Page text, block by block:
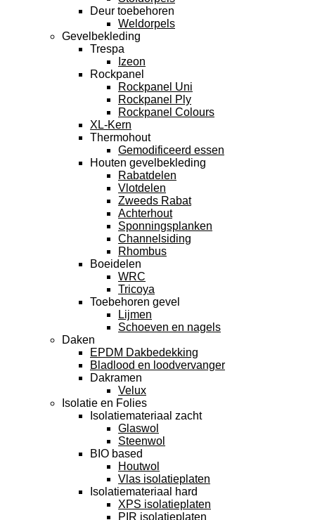
Deur toebehoren
Weldorpels
Gevelbekleding
Trespa
Izeon
Rockpanel
Rockpanel Uni
Rockpanel Ply
Rockpanel Colours
XL-Kern
Thermohout
Gemodificeerd essen
Houten gevelbekleding
Rabatdelen
Vlotdelen
Zweeds Rabat
Achterhout
Sponningsplanken
Channelsiding
Rhombus
Boeidelen
WRC
Tricoya
Toebehoren gevel
Lijmen
Schoeven en nagels
Daken
EPDM Dakbedekking
Bladlood en loodvervanger
Dakramen
Velux
Isolatie en Folies
Isolatiemateriaal zacht
Glaswol
Steenwol
BIO based
Houtwol
Vlas isolatieplaten
Isolatiemateriaal hard
XPS isolatieplaten
PIR isolatieplaten